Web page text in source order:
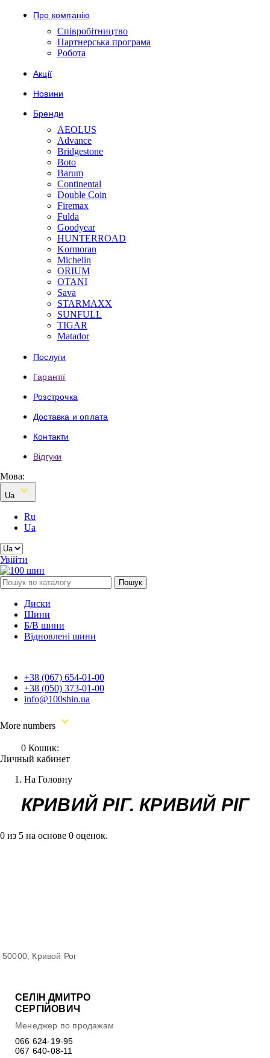
Про компанію
Співробітництво
Партнерська програма
Робота
Акції
Новини
Бренди
AEOLUS
Advance
Bridgestone
Boto
Barum
Continental
Double Coin
Firemax
Fulda
Goodyear
HUNTERROAD
Kormoran
Michelin
ORIUM
OTANI
Sava
STARMAXX
SUNFULL
TIGAR
Мatador
Послуги
Гарантії
Розстрочка
Доставка и оплата
Контакти
Відгуки
Мова:
Ua 
Ru
Ua
Увійти
Пошук
Диски
Шини
Б/В шини
Відновлені шини
+38 (067) 654-01-00
+38 (050) 373-01-00
info@100shin.ua
More numbers 
0 Кошик:
Личный кабинет
На Головну
КРИВИЙ РІГ. КРИВИЙ РІГ
0 из 5 на основе 0 оценок.
50000, Кривой Рог
CЕЛІН ДМИТРО
СЕРГІЙОВИЧ
Менеджер по продажам
066 624-19-95
067 640-08-11